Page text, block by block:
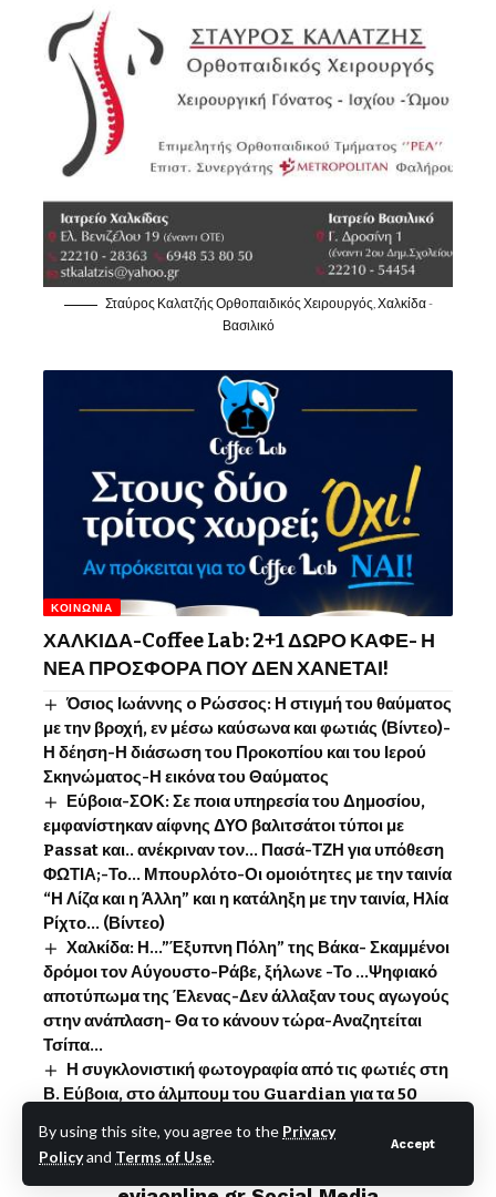
By using this site, you agree to the Privacy
Policyand Terms of Use.
Accept
Σταύρος Καλατζής Ορθοπαιδικός Χειρουργός, Χαλκίδα -
Βασιλικό
ΚΟΙΝΩΝΊΑ
ΧΑΛΚΙΔΑ-Coffee Lab: 2+1 ΔΩΡΟ ΚΑΦΕ- Η
ΝΕΑ ΠΡΟΣΦΟΡΑ ΠΟΥ ΔΕΝ ΧΑΝΕΤΑΙ!
Όσιος Ιωάννης o Ρώσσος: Η στιγμή του θαύματος
με την βροχή, εν μέσω καύσωνα και φωτιάς (Βίντεο)-
Η δέηση-Η διάσωση του Προκοπίου και του Ιερού
Σκηνώματος-Η εικόνα του Θαύματος
Εύβοια-ΣΟΚ: Σε ποια υπηρεσία του Δημοσίου,
εμφανίστηκαν αίφνης ΔΥΟ βαλιτσάτοι τύποι με
Passat και.. ανέκριναν τον… Πασά-ΤΖΗ για υπόθεση
ΦΩΤΙΑ;-Το… Μπουρλότο-Οι ομοιότητες με την ταινία
“Η Λίζα και η Άλλη” και η κατάληξη με την ταινία, Ηλία
Ρίχτο… (Βίντεο)
Χαλκίδα: Η…”Έξυπνη Πόλη” της Βάκα- Σκαμμένοι
δρόμοι τον Αύγουστο-Ράβε, ξήλωνε -Το …Ψηφιακό
αποτύπωμα της Έλενας-Δεν άλλαξαν τους αγωγούς
στην ανάπλαση- Θα το κάνουν τώρα-Αναζητείται
Τσίπα…
Η συγκλονιστική φωτογραφία από τις φωτιές στη
Β. Εύβοια, στο άλμπουμ του Guardian για τα 50